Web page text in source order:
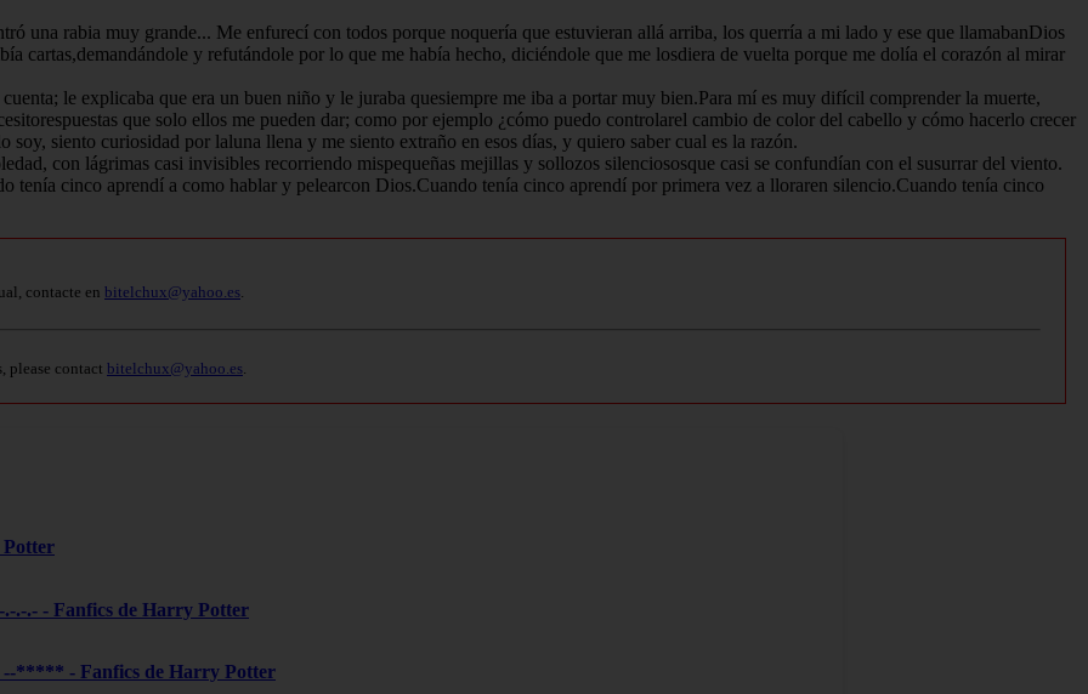
una rabia muy grande... Me enfurecí con todos porque noquería que estuvieran allá arriba, los querría a mi lado y ese que llamabanDios
cartas,demandándole y refutándole por lo que me había hecho, diciéndole que me losdiera de vuelta porque me dolía el corazón al mirar
le explicaba que era un buen niño y le juraba quesiempre me iba a portar muy bien.Para mí es muy difícil comprender la muerte,
que solo ellos me pueden dar; como por ejemplo ¿cómo puedo controlarel cambio de color del cabello y cómo hacerlo crecer
siento curiosidad por laluna llena y me siento extraño en esos días, y quiero saber cual es la razón.
con lágrimas casi invisibles recorriendo mispequeñas mejillas y sollozos silenciososque casi se confundían con el susurrar del viento.
tenía cinco aprendí a como hablar y pelearcon Dios.Cuando tenía cinco aprendí por primera vez a lloraren silencio.Cuando tenía cinco
contacte en bitelchux@yahoo.es
contact bitelchux@yahoo.es
Potter
.-.- - Fanfics de Harry Potter
***** - Fanfics de Harry Potter